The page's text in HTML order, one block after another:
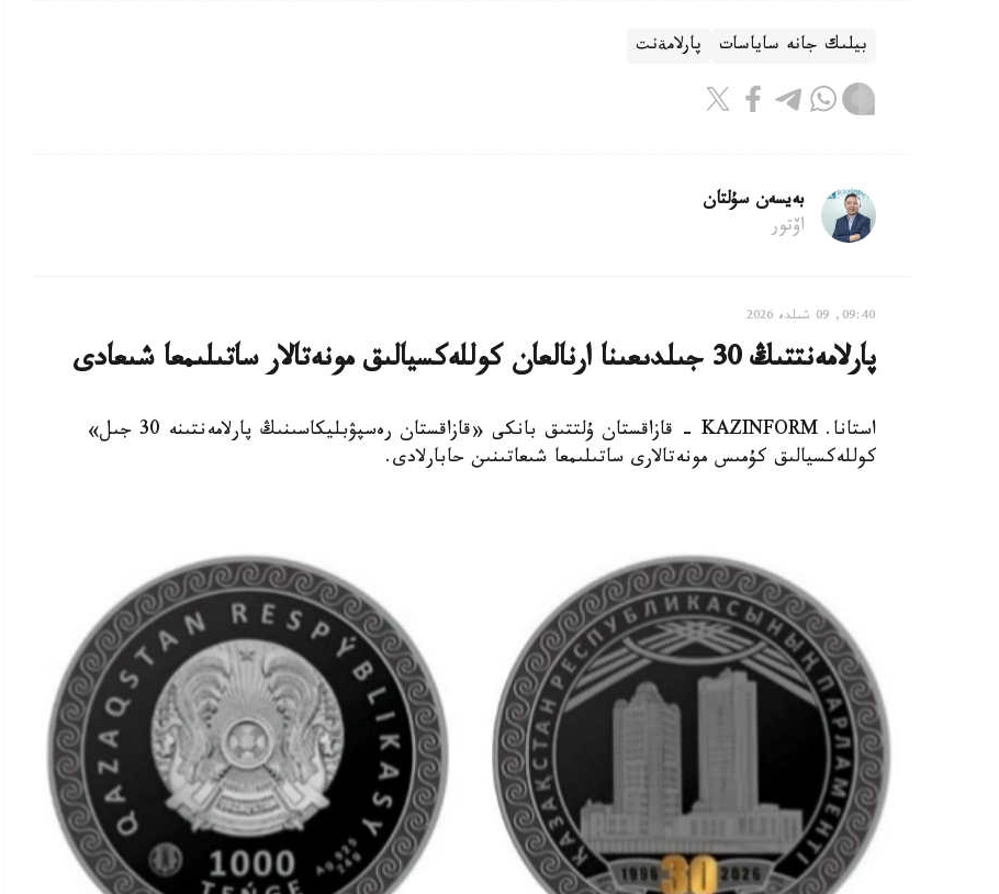
بيلىك جانە ساياسات پارلامةنت
بەيسەن سۇلتان
اۆتور
09:40, 09 شىلدە 2026
پارلامەنتتىڭ 30 جىلدىعىنا ارنالعان كوللەكسيالىق مونەتالار ساتىلىمعا شىعادى
استانا. KAZINFORM - قازاقستان ۇلتتىق بانكى «قازاقستان رەسپۋبليكاسىنىڭ پارلامەنتىنە 30 جىل»
كوللەكسيالىق كۇمىس مونەتالارى ساتىلىمعا شىعاتىنىن حابارلادى.